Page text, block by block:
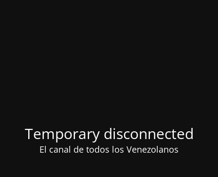
Temporary disconnected
El canal de todos los Venezolanos